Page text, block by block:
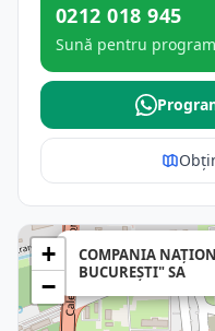
0212 018 945
Sună pentru
COMPANIA
BUCUREŞTI" SA
+
−